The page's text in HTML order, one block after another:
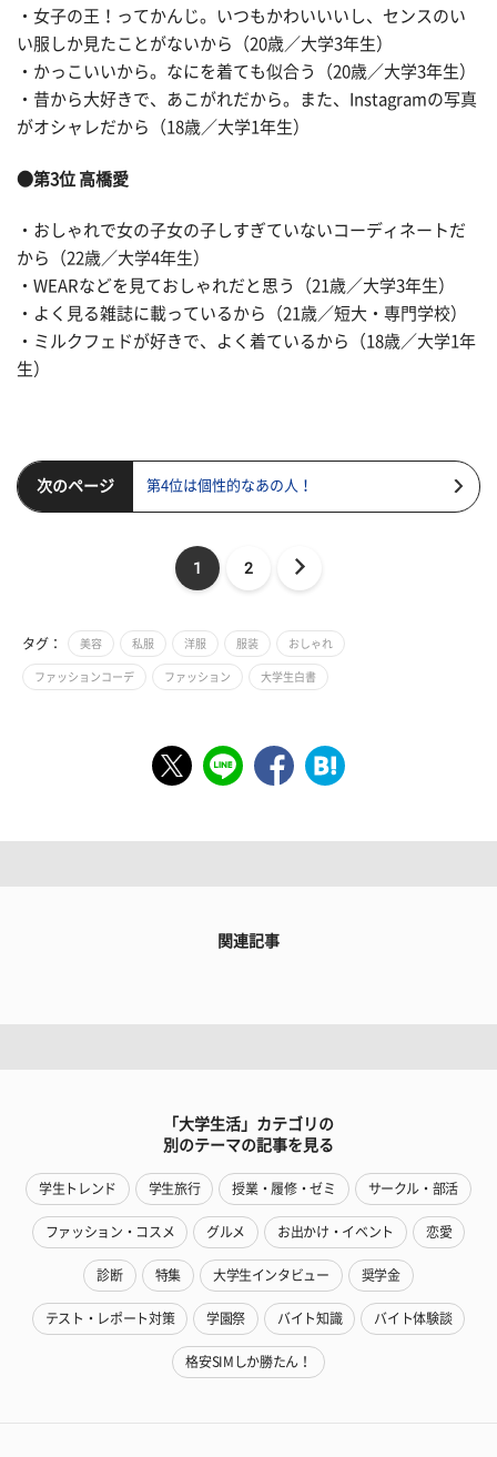
・女子の王！ってかんじ。いつもかわいいいし、センスのい
い服しか見たことがないから（20歳／大学3年生）
・かっこいいから。なにを着ても似合う（20歳／大学3年生）
・昔から大好きで、あこがれだから。また、Instagramの写真
がオシャレだから（18歳／大学1年生）
●第3位 高橋愛
・おしゃれで女の子女の子しすぎていないコーディネートだ
から（22歳／大学4年生）
・WEARなどを見ておしゃれだと思う（21歳／大学3年生）
・よく見る雑誌に載っているから（21歳／短大・専門学校）
・ミルクフェドが好きで、よく着ているから（18歳／大学1年
生）
次のページ 第4位は個性的なあの人！
1 2
タグ： 美容 私服 洋服 服装 おしゃれ
ファッションコーデ ファッション 大学生白書
関連記事
「大学生活」カテゴリの
別のテーマの記事を見る
学生トレンド 学生旅行 授業・履修・ゼミ サークル・部活
ファッション・コスメ グルメ お出かけ・イベント 恋愛
診断 特集 大学生インタビュー 奨学金
テスト・レポート対策 学園祭 バイト知識 バイト体験談
格安SIMしか勝たん！